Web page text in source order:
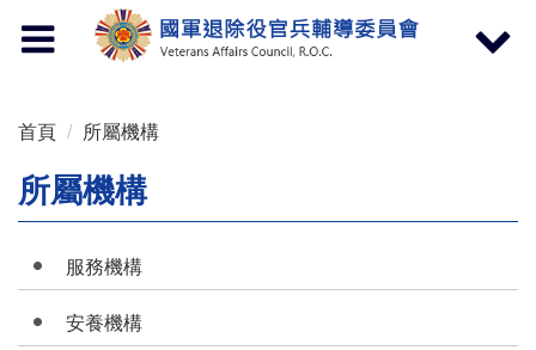
Toggle
navigation
Toggle
首頁 所屬機構
所屬機構
服務機構
安養機構